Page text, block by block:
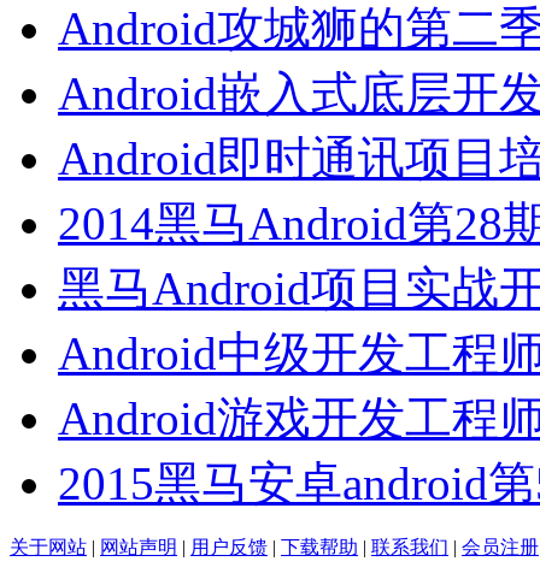
Android攻城狮的第二
Android嵌入式底层开
Android即时通讯项目
2014黑马Android第28
黑马Android项目实战
Android中级开发工程
Android游戏开发工程
2015黑马安卓android
关于网站 | 网站声明 | 用户反馈 | 下载帮助 | 联系我们 | 会员注册